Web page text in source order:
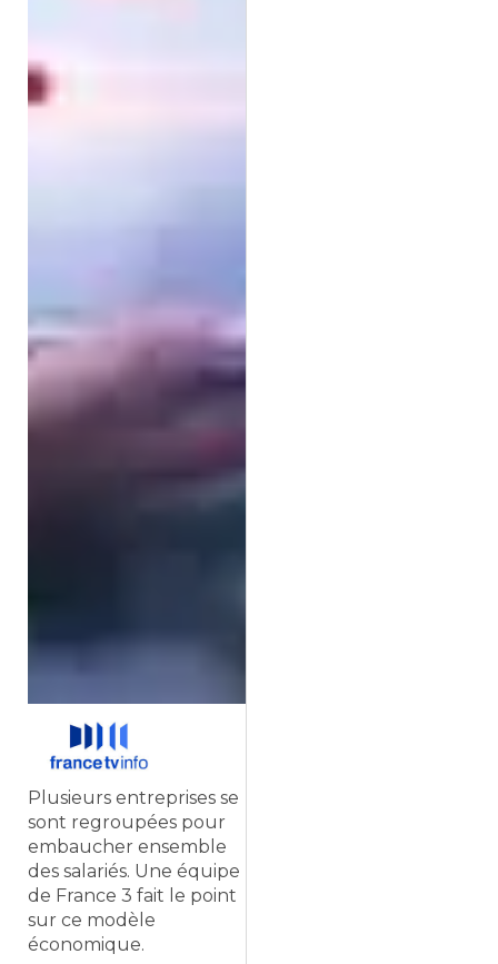
Plusieurs entreprises se
sont regroupées pour
embaucher ensemble
des salariés. Une équipe
de France 3 fait le point
sur ce modèle
économique.